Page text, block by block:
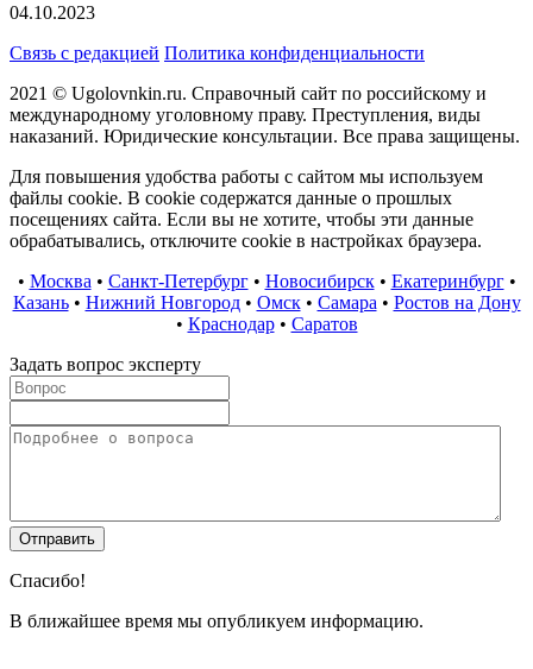
04.10.2023
Связь с редакцией Политика конфиденциальности
2021 © Ugolovnkin.ru. Справочный сайт по российскому и
международному уголовному праву. Преступления, виды
наказаний. Юридические консультации. Все права защищены.
Для повышения удобства работы с сайтом мы используем
файлы cookie. В cookie содержатся данные о прошлых
посещениях сайта. Если вы не хотите, чтобы эти данные
обрабатывались, отключите cookie в настройках браузера.
• Москва • Санкт-Петербург• Новосибирск• Екатеринбург•
Казань• Нижний Новгород• Омск• Самара • Ростов на Дону
• Краснодар• Саратов
Задать вопрос эксперту
Спасибо!
В ближайшее время мы опубликуем информацию.